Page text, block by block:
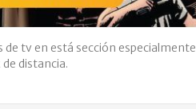
tv en está sección especialmente
distancia.